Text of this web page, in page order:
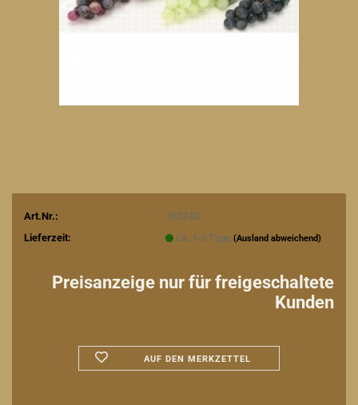
Art.Nr.:
76324G
Lieferzeit:
ca. 1-3 Tage (Ausland abweichend)
Preisanzeige nur für freigeschaltete
Kunden
AUF DEN MERKZETTEL